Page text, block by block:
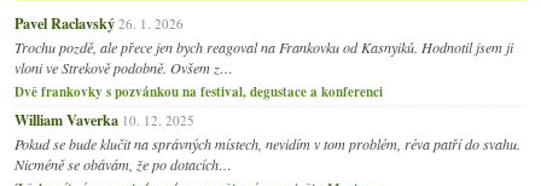
Pavel Raclavský 26. 1. 2026
Trochu pozdě, ale přece jen bych reagoval na Frankovku od Kasnyiků. Hodnotil jsem ji
vloni ve Strekově podobně. Ovšem z…
Dvě frankovky s pozvánkou na festival, degustace a konferenci
William Vaverka 10. 12. 2025
Pokud se bude klučit na správných místech, nevidím v tom problém, réva patří do svahu.
Nicméně se obávám, že po dotacích…